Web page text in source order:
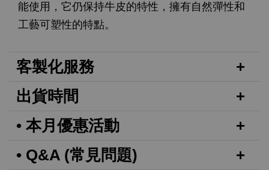
能使用，它仍保持牛皮的特性，擁有自然彈性和
工藝可塑性的特點。
客製化服務
出貨時間
• 本月優惠活動
• Q&A (常見問題)